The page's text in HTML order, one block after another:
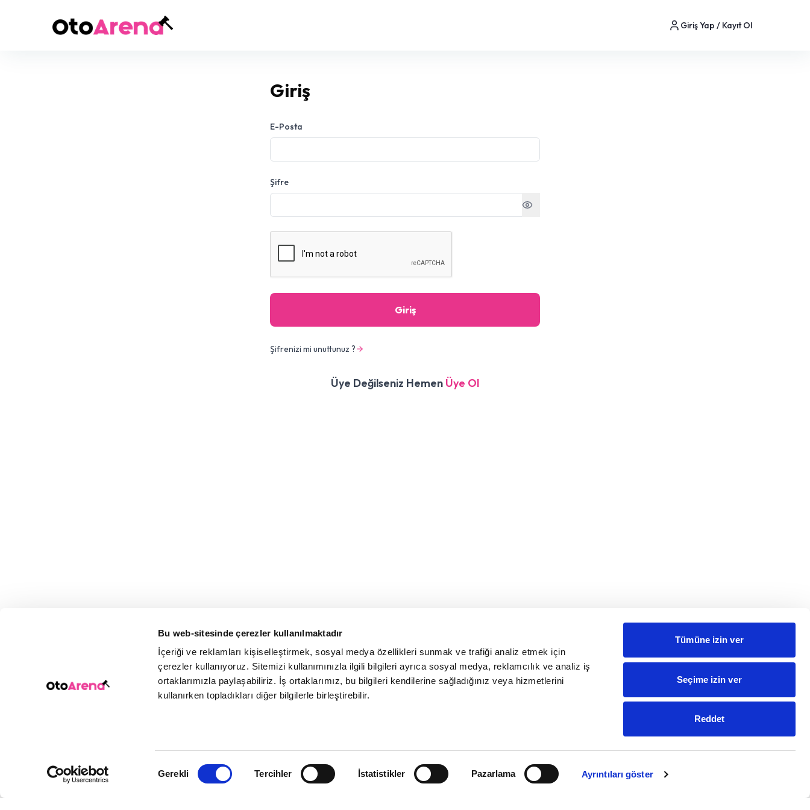
Bu web-sitesinde çerezler kullanılmaktadır
İçeriği ve reklamları kişiselleştirmek, sosyal medya özellikleri sunmak ve trafiği analiz etmek için
çerezler kullanıyoruz. Sitemizi kullanımınızla ilgili bilgileri ayrıca sosyal medya, reklamcılık ve analiz iş
ortaklarımızla paylaşabiliriz. İş ortaklarımız, bu bilgileri kendilerine sağladığınız veya hizmetlerini
kullanırken topladıkları diğer bilgilerle birleştirebilir.
Gerekli Tercihler İstatistikler Pazarlama Ayrıntıları göster
Tümüne izin ver
Seçime izin ver
Reddet
Giriş Yap / Kayıt Ol
Giriş
E-Posta
Şifre
Giriş
Şifrenizi mi unuttunuz ?
Üye Değilseniz Hemen Üye Ol